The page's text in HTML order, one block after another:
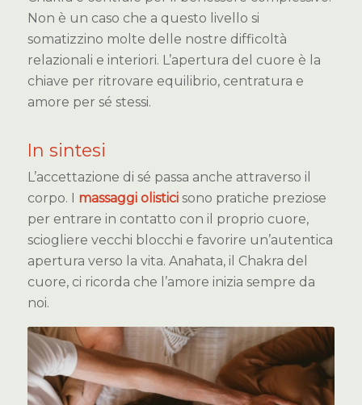
Non è un caso che a questo livello si
somatizzino molte delle nostre difficoltà
relazionali e interiori. L’apertura del cuore è la
chiave per ritrovare equilibrio, centratura e
amore per sé stessi.
In sintesi
L’accettazione di sé passa anche attraverso il
corpo. I massaggi olisticisono pratiche preziose
per entrare in contatto con il proprio cuore,
sciogliere vecchi blocchi e favorire un’autentica
apertura verso la vita. Anahata, il Chakra del
cuore, ci ricorda che l’amore inizia sempre da
noi.